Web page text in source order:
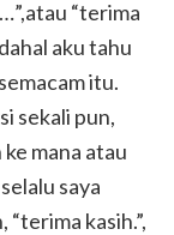
“terima
aku tahu
itu.
sekali pun,
mana atau
saya
kasih.”,